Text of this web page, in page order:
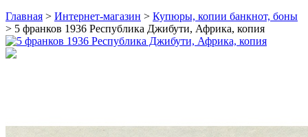
Главная > Интернет-магазин > Купюры, копии банкнот, боны
> 5 франков 1936 Республика Джибути, Африка, копия